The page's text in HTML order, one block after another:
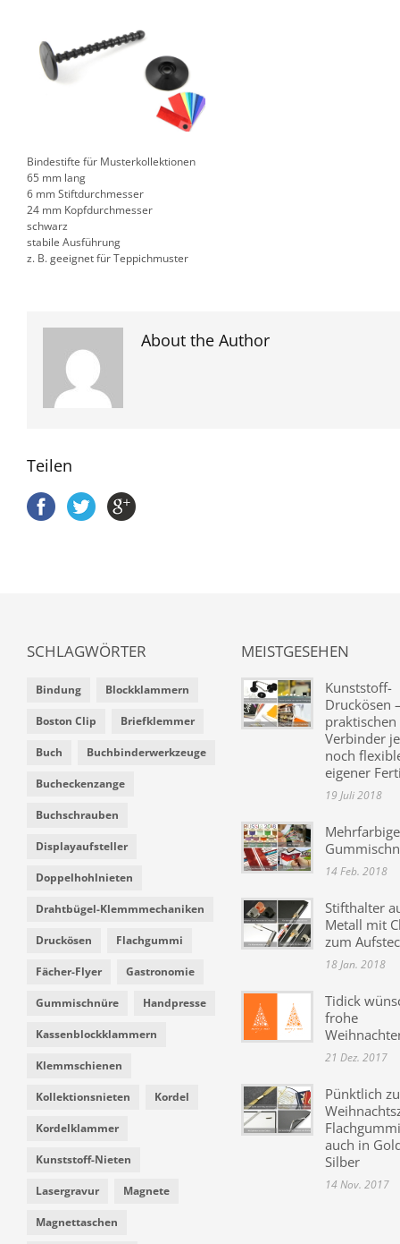
Bindestifte für Musterkollektionen
65 mm lang
6 mm Stiftdurchmesser
24 mm Kopfdurchmesser
schwarz
stabile Ausführung
z. B. geeignet für Teppichmuster
About the Author
Teilen
SCHLAGWÖRTER
Bindung Blockklammern
Boston Clip Briefklemmer
Buch Buchbinderwerkzeuge
Bucheckenzange
Buchschrauben
Displayaufsteller
Doppelhohlnieten
Drahtbügel-Klemmmechaniken
Druckösen Flachgummi
Fächer-Flyer Gastronomie
Gummischnüre Handpresse
Kassenblockklammern
Klemmschienen
Kollektionsnieten Kordel
Kordelklammer
Kunststoff-Nieten
Lasergravur Magnete
Magnettaschen
MEISTGESEHEN
Kunststoff-
Druckösen
praktischen
Verbinder
noch
eigener
19 Juli 2018
Mehrfarbige
14 Feb. 2018
Stifthalter
Metall mit
zum
18 Jan. 2018
Tidick
frohe
21 Dez. 2017
Pünktlich
auch in
Silber
14 Nov. 2017